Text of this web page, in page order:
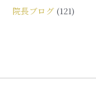
院長ブログ (121)